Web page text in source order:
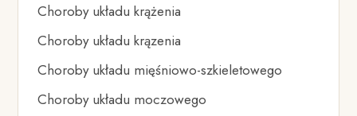
Choroby układu krążenia
Choroby układu krązenia
Choroby układu mięśniowo-szkieletowego
Choroby układu moczowego